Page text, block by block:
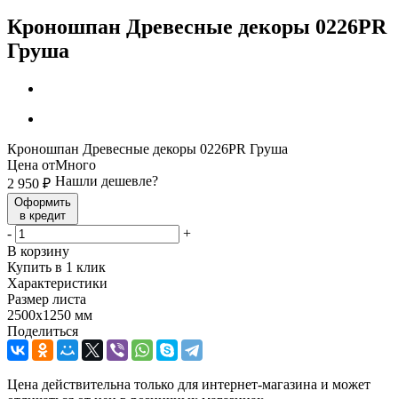
Кроношпан Древесные декоры 0226PR
Груша
Кроношпан Древесные декоры 0226PR Груша
Цена от
2 950 ₽
Оформить
в кредит
Много
Нашли дешевле?
-
+
В корзину
Купить в 1 клик
Характеристики
Размер листа
2500х1250 мм
Поделиться
Цена действительна только для интернет-магазина и может